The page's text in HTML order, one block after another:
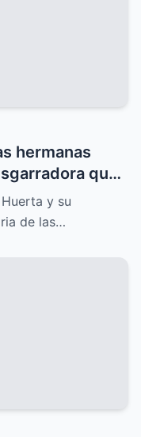
hermanas
que
y un drama
y su
de las…